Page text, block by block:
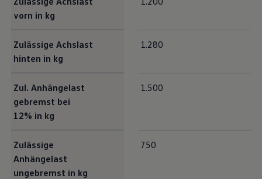
vorn in kg
Zulässige Achslast
hinten in kg
1.280
Zul. Anhängelast
gebremst bei
12% in kg
1.500
Zulässige
Anhängelast
ungebremst in kg
750